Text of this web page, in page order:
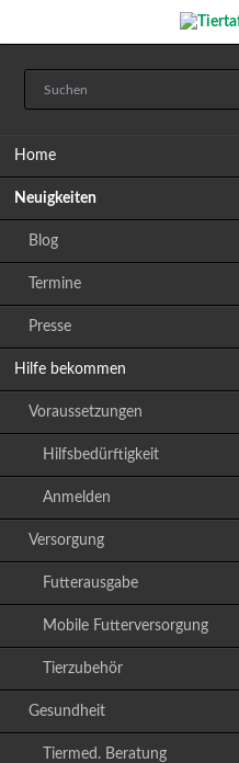
Home
Neuigkeiten
Blog
Termine
Presse
Hilfe bekommen
Voraussetzungen
Hilfsbedürftigkeit
Anmelden
Versorgung
Futterausgabe
Mobile Futterversorgung
Tierzubehör
Gesundheit
Tiermed. Beratung